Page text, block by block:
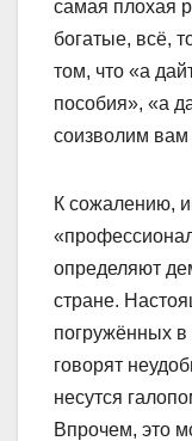
самая плохая
богатые, всё,
том, что «а
пособия», «а
соизволим вам
К сожалению,
определяют
стране.
погружённых в
говорят
несутся
Впрочем, это